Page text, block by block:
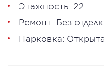
Этажность: 22
Ремонт: Без
Парковка: